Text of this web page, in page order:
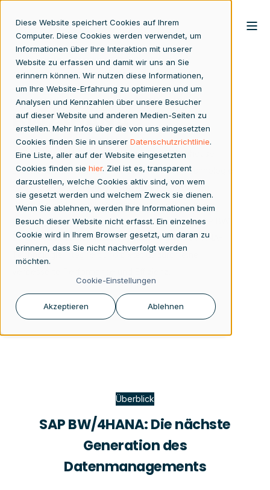
Diese Website speichert Cookies auf Ihrem
Computer. Diese Cookies werden verwendet, um
Informationen über Ihre Interaktion mit unserer
Website zu erfassen und damit wir uns an Sie
erinnern können. Wir nutzen diese Informationen,
um Ihre Website-Erfahrung zu optimieren und um
Analysen und Kennzahlen über unsere Besucher
auf dieser Website und anderen Medien-Seiten zu
erstellen. Mehr Infos über die von uns eingesetzten
Cookies finden Sie in unserer Datenschutzrichtlinie.
Eine Liste, aller auf der Website eingesetzten
Cookies finden sie hier. Ziel ist es, transparent
darzustellen, welche Cookies aktiv sind, von wem
sie gesetzt werden und welchem Zweck sie dienen.
Wenn Sie ablehnen, werden Ihre Informationen beim
Besuch dieser Website nicht erfasst. Ein einzelnes
Cookie wird in Ihrem Browser gesetzt, um daran zu
erinnern, dass Sie nicht nachverfolgt werden
möchten.
Cookie-Einstellungen
Akzeptieren Ablehnen
BW/4HANA
SAP BW/4HANA ist eine moderne Data-Warehouse-
Lösung, die auf der SAP HANA-In-Memory-Technologie
basiert. Sie kombiniert Live-Daten mit historischen
Daten für Echtzeitanalysen und ermöglicht schnelle,
fundierte Entscheidungen. Als Nachfolger von SAP BW
7.5 on HANA ist die Plattform vollständig in die HANA-
Technologie integriert und bietet dadurch eine
Überblick
SAP BW/4HANA: Die nächste
Generation des
Datenmanagements